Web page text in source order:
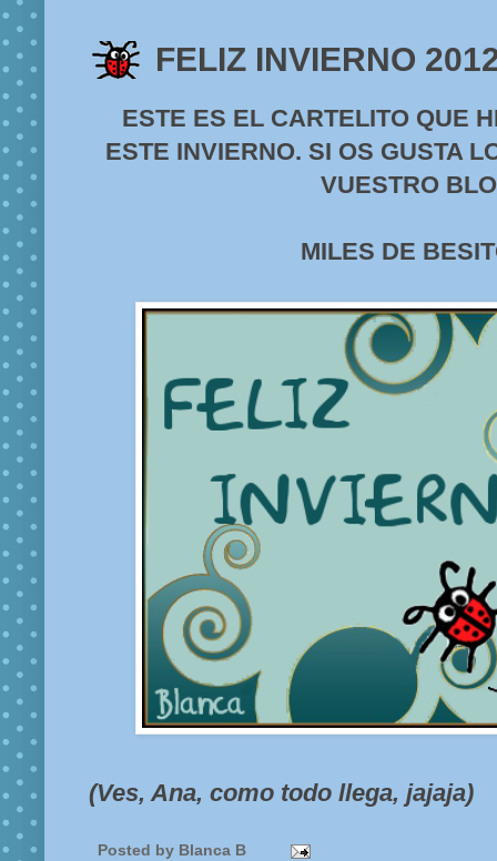
FELIZ INVIERNO
ESTE ES EL CARTELITO QUE
ESTE INVIERNO. SI OS GUSTA
VUESTRO
MILES DE
(Ves, Ana, como todo llega, jajaja)
Posted by Blanca B